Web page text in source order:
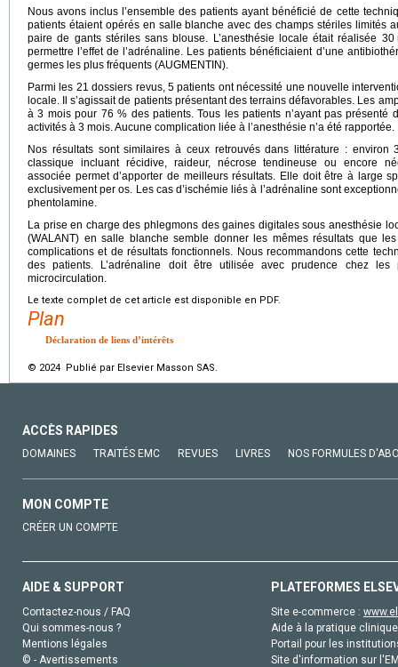
Nous avons inclus l’ensemble des patients ayant bénéficié de cette
patients étaient opérés en salle blanche avec des champs stériles limités
paire de gants stériles sans blouse. L’anesthésie locale était réalisée 30
permettre l’effet de l’adrénaline. Les patients bénéficiaient d’une
germes les plus fréquents (AUGMENTIN).
Parmi les 21 dossiers revus, 5 patients ont nécessité une nouvelle
locale. Il s’agissait de patients présentant des terrains défavorables. Les
à 3 mois pour 76 % des patients. Tous les patients n’ayant pas présenté
activités à 3 mois. Aucune complication liée à l’anesthésie n’a été rapportée.
Nos résultats sont similaires à ceux retrouvés dans littérature : environ
classique incluant récidive, raideur, nécrose tendineuse ou encore
associée permet d’apporter de meilleurs résultats. Elle doit être à large
exclusivement per os. Les cas d’ischémie liés à l’adrénaline sont
phentolamine.
La prise en charge des phlegmons des gaines digitales sous anesthésie
(WALANT) en salle blanche semble donner les mêmes résultats que
complications et de résultats fonctionnels. Nous recommandons cette
des patients. L’adrénaline doit être utilisée avec prudence chez
microcirculation.
Le texte complet de cet article est disponible en PDF.
Plan
Déclaration de liens d’intérêts
© 2024 Publié par Elsevier Masson SAS.
ACCÈS RAPIDES
DOMAINES TRAITÉS EMC REVUES LIVRES NOS FORMULES
MON COMPTE
CRÉER UN COMPTE
AIDE & SUPPORT
Contactez-nous / FAQ
Qui sommes-nous ?
Mentions légales
© - Avertissements
PLATEFORMES
Site e-commerce :
Aide à la pratique
Portail pour les
Site d'information sur